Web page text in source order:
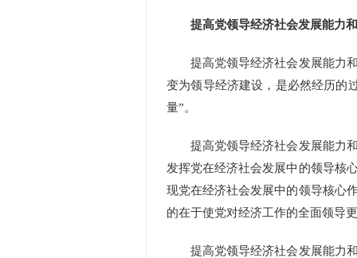
提高党领导经济社会发展能力和
提高党领导经济社会发展能力和
变为领导经济建设，是必然经历的
量”。
提高党领导经济社会发展能力和
发挥党在经济社会发展中的领导核
现党在经济社会发展中的领导核心
的在于使党对经济工作的全面领导
提高党领导经济社会发展能力和